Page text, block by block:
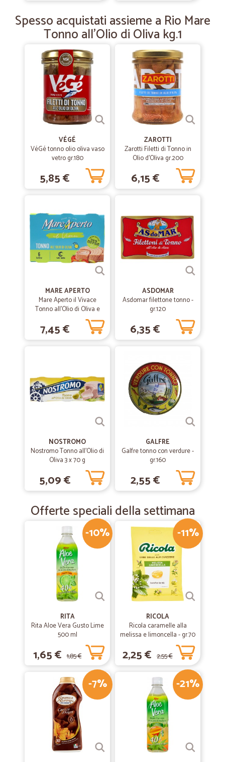
Tutto bene, servizio rapido, tutto come promesso.
Spesso acquistati assieme a Rio Mare
Tonno all'Olio di Oliva kg.1
VÉGÉ
VéGé tonno olio oliva vaso
vetro gr.180
5,85 €
ZAROTTI
Zarotti Filetti di Tonno in
Olio d'Oliva gr.200
6,15 €
MARE APERTO
Mare Aperto il Vivace
Tonno all'Olio di Oliva e
Solo un Filo d'Olio 6 x 60 g
7,45 €
ASDOMAR
Asdomar filettone tonno -
gr.120
6,35 €
NOSTROMO
Nostromo Tonno all'Olio di
Oliva 3 x 70 g
5,09 €
GALFRE
Galfre tonno con verdure -
gr.160
2,55 €
Offerte speciali della settimana
-10%
RITA
Rita Aloe Vera Gusto Lime
500 ml
1,65 € 1,85 €
-11%
RICOLA
Ricola caramelle alla
melissa e limoncella - gr.70
2,25 € 2,55 €
-7% -21%